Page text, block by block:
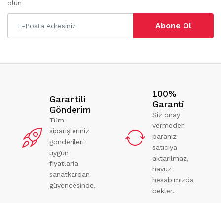
olun
Abone Ol
Garantili
Gönderim
Tüm
siparişleriniz
gönderileri
uygun
fiyatlarla
sanatkardan
güvencesinde.
100%
Garanti
Siz onay
vermeden
paranız
satıcıya
aktarılmaz,
havuz
hesabımızda
bekler.